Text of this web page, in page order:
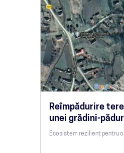
Reîmpădurire
unei grădini-
Ecosistem rezilient pentru